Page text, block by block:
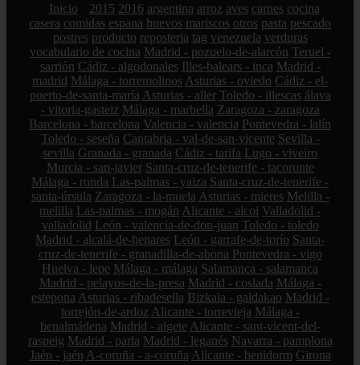
Inicio 2015 2016 argentina arroz aves carnes cocina
casera comidas espana huevos mariscos otros pasta pescado
postres producto reposteria tag venezuela verduras
vocabulario de cocina Madrid - pozuelo-de-alarcón Teruel -
sarrión Cádiz - algodonales Illes-balears - inca Madrid -
madrid Málaga - torremolinos Asturias - oviedo Cádiz - el-
puerto-de-santa-maría Asturias - aller Toledo - illescas álava
- vitoria-gasteiz Málaga - marbella Zaragoza - zaragoza
Barcelona - barcelona Valencia - valencia Pontevedra - lalín
Toledo - seseña Cantabria - val-de-san-vicente Sevilla -
sevilla Granada - granada Cádiz - tarifa Lugo - viveiro
Murcia - san-javier Santa-cruz-de-tenerife - tacoronte
Málaga - ronda Las-palmas - yaiza Santa-cruz-de-tenerife -
santa-úrsula Zaragoza - la-muela Asturias - mieres Melilla -
melilla Las-palmas - mogán Alicante - alcoi Valladolid -
valladolid León - valencia-de-don-juan Toledo - toledo
Madrid - alcalá-de-henares León - garrafe-de-torío Santa-
cruz-de-tenerife - granadilla-de-abona Pontevedra - vigo
Huelva - lepe Málaga - málaga Salamanca - salamanca
Madrid - pelayos-de-la-presa Madrid - coslada Málaga -
estepona Asturias - ribadesella Bizkaia - galdakao Madrid -
torrejón-de-ardoz Alicante - torrevieja Málaga -
benalmádena Madrid - algete Alicante - sant-vicent-del-
raspeig Madrid - parla Madrid - leganés Navarra - pamplona
Jaén - jaén A-coruña - a-coruña Alicante - benidorm Girona